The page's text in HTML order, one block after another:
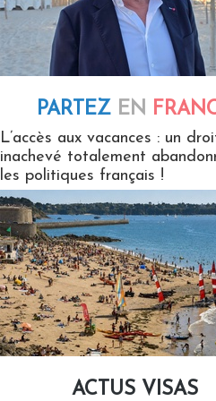
PARTEZ EN
L’accès aux vacances : un
inachevé totalement
les politiques français !
ACTUS VISAS